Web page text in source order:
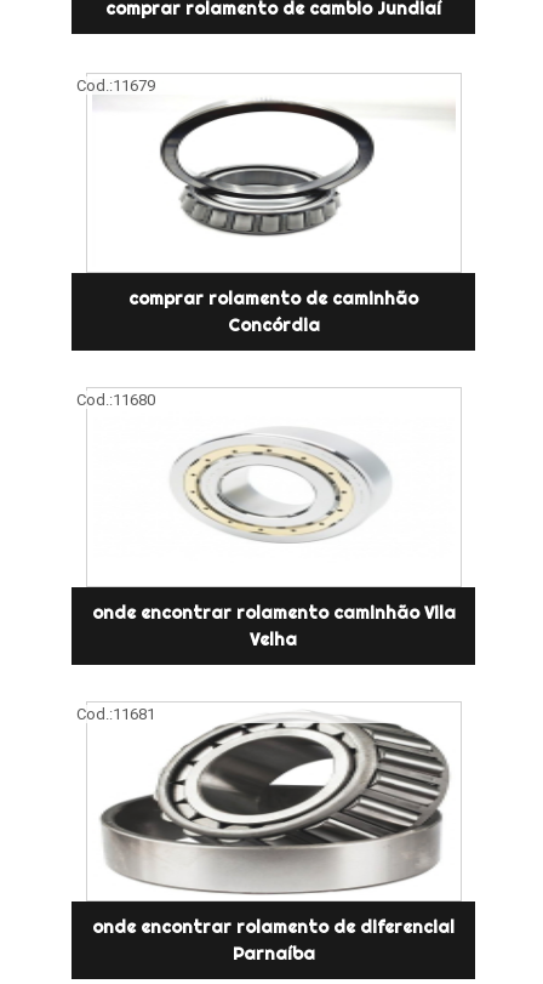
comprar rolamento de cambio Jundiaí
Cod.:11679
comprar rolamento de caminhão
Concórdia
Cod.:11680
onde encontrar rolamento caminhão Vila
Velha
Cod.:11681
onde encontrar rolamento de diferencial
Parnaíba